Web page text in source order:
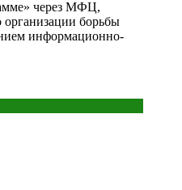
через МФЦ,
борьбы
информационно-